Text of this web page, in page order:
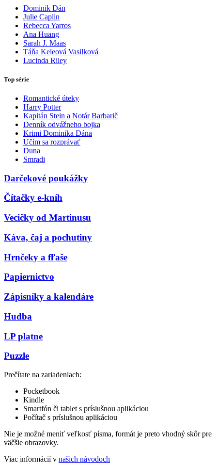
Dominik Dán
Julie Caplin
Rebecca Yarros
Ana Huang
Sarah J. Maas
Táňa Keleová Vasilková
Lucinda Riley
Top série
Romantické úteky
Harry Potter
Kapitán Stein a Notár Barbarič
Denník odvážneho bojka
Krimi Dominika Dána
Učím sa rozprávať
Duna
Smradi
Darčekové poukážky
Čítačky e-kníh
Vecičky od Martinusu
Káva, čaj a pochutiny
Hrnčeky a fľaše
Papiernictvo
Zápisníky a kalendáre
Hudba
LP platne
Puzzle
Prečítate na zariadeniach:
Pocketbook
Kindle
Smartfón či tablet s príslušnou aplikáciou
Počítač s príslušnou aplikáciou
Nie je možné meniť veľkosť písma, formát je preto vhodný skôr pre
väčšie obrazovky.
Viac informácií v našich návodoch